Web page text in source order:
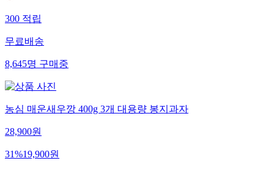
300적립
무료배송
8,645명구매중
농심 매운새우깡 400g 3개 대용량 봉지과자
28,900원
31%19,900원